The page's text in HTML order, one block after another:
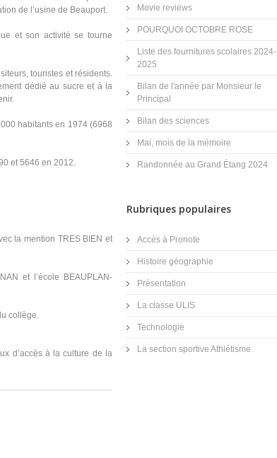
de l’usine de Beauport.
et son activité se tourne
touristes et résidents.
dédié au sucre et à la
habitants en 1974 (6968
et 5646 en 2012.
la mention TRES BIEN et
et l’école BEAUPLAN-
collège.
d’accès à la culture de la
Movie reviews
POURQUOI OCTOBRE ROSE
Liste des fournitures scolaires 2024-
2025
Bilan de l'année par Monsieur le
Principal
Bilan des sciences
Mai, mois de la mémoire
Randonnée au Grand Étang 2024
Rubriques populaires
Accès à Pronote
Histoire géographie
Présentation
La classe ULIS
Technologie
La section sportive Athlétisme